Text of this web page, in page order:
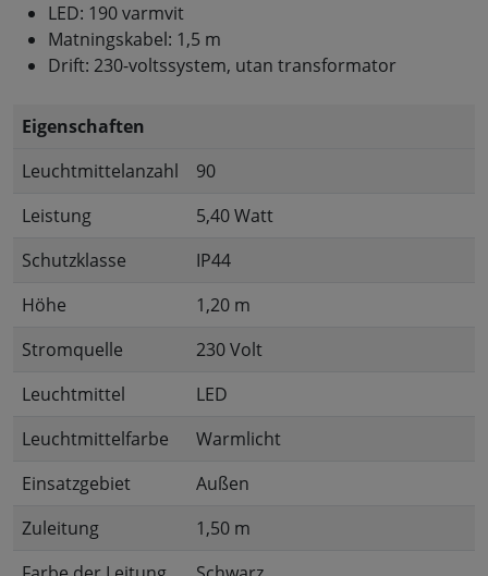
LED: 190 varmvit
Matningskabel: 1,5 m
Drift: 230-voltssystem, utan transformator
Eigenschaften
Leuchtmittelanzahl
90
Leistung
5,40 Watt
Schutzklasse
IP44
Höhe
1,20 m
Stromquelle
230 Volt
Leuchtmittel
LED
Leuchtmittelfarbe
Warmlicht
Einsatzgebiet
Außen
Zuleitung
1,50 m